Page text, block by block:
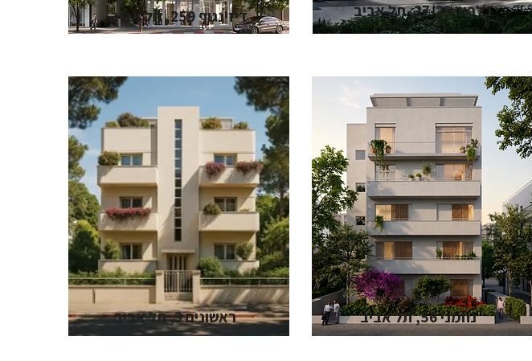
בלפור 27-29, תל אביב דיזינגוף 259, תל אביב
נחמני 56, תל אביב ראשונים 3, תל אביב